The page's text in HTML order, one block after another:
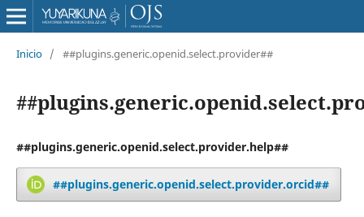
Inicio / ##plugins.generic.openid.select.provider##
##plugins.generic.openid.select.provider.help##
##plugins.generic.openid.select.provider.orcid##